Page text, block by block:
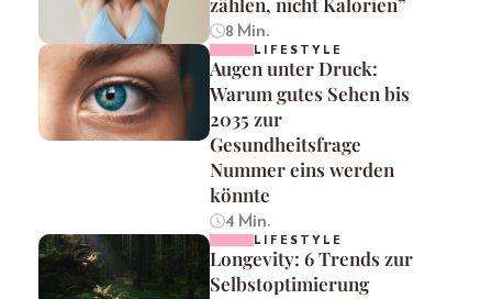
8 Min.
LIFESTYLE
Augen unter Druck:
Warum gutes Sehen bis
2035 zur
Gesundheitsfrage
Nummer eins werden
könnte
4 Min.
LIFESTYLE
Longevity: 6 Trends zur
Selbstoptimierung